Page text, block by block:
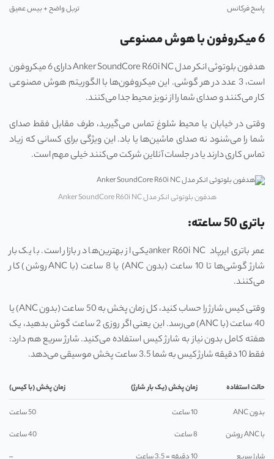
پاسخ فرکانس
تربل واضح + بیس عمیق
6 میکروفون با هوش مصنوعی
هدفون بلوتوثی انکر مدل Anker SoundCore R60i NC دارای 6 میکروفون
است، 3 عدد در هر گوشی. این میکروفون‌ها با الگوریتم هوش مصنوعی
کار می‌کنند و صدای شما را از نویز محیط جدا می‌کنند.
وقتی در خیابان یا محیط شلوغ تماس می‌گیرید، طرف مقابل فقط صدای
شما را می‌شنود نه صدای ماشین‌ها یا باد. این ویژگی برای کسانی که زیاد
تماس کاری دارند یا در جلسات آنلاین شرکت می‌کنند خیلی مهم است.
هدفون بلوتوثی انکر مدل Anker SoundCore R60i NC
باتری 50 ساعته:
عمر باتری ایرپاد anker R60i NCیکی از بهترین‌ها در بازار است. با یک بار
شارژ گوشی‌ها تا 10 ساعت (بدون ANC) یا 8 ساعت (با ANC روشن) کار
می‌کنند.
وقتی کیس شارژ را حساب کنید، کل زمان پخش به 50 ساعت (بدون ANC) یا
40 ساعت (با ANC) می‌رسد. این یعنی اگر روزی 2 ساعت گوش بدهید، یک
هفته کامل بدون نیاز به شارژ کیس استفاده می‌کنید. شارژ سریع هم دارد:
فقط 10 دقیقه شارژ کیس به شما 3.5 ساعت پخش موسیقی می‌دهد.
حالت استفاده زمان پخش (یک بار شارژ) زمان پخش (با کیس)
بدون ANC 10 ساعت
50 ساعت
با ANC روشن
8 ساعت
40 ساعت